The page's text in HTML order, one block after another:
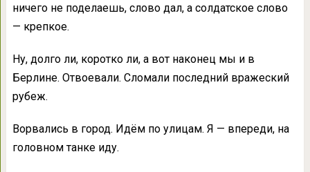
ничего не поделаешь, слово дал, а солдатское слово
— крепкое.
Ну, долго ли, коротко ли, а вот наконец мы и в
Берлине. Отвоевали. Сломали последний вражеский
рубеж.
Ворвались в город. Идём по улицам. Я — впереди, на
головном танке иду.